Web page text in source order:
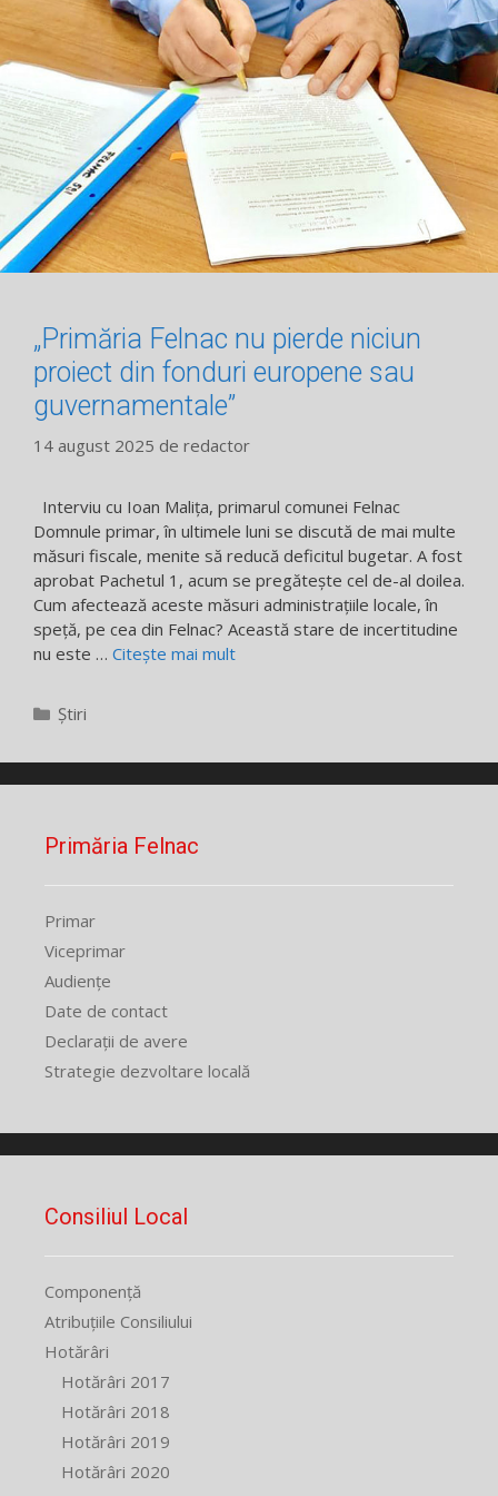
„Primăria Felnac nu pierde niciun
proiect din fonduri europene sau
guvernamentale”
14 august 2025 de redactor
Interviu cu Ioan Malița, primarul comunei Felnac
Domnule primar, în ultimele luni se discută de mai multe
măsuri fiscale, menite să reducă deficitul bugetar. A fost
aprobat Pachetul 1, acum se pregătește cel de-al doilea.
Cum afectează aceste măsuri administrațiile locale, în
speță, pe cea din Felnac? Această stare de incertitudine
nu este … Citește mai mult
Categorii
Știri
Primăria Felnac
Primar
Viceprimar
Audiențe
Date de contact
Declarații de avere
Strategie dezvoltare locală
Consiliul Local
Componență
Atribuțiile Consiliului
Hotărâri
Hotărâri 2017
Hotărâri 2018
Hotărâri 2019
Hotărâri 2020